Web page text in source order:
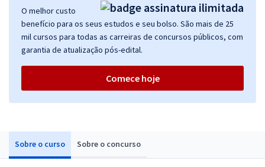
Sobre o curso Sobre o concurso
O melhor custo
benefício para os seus estudos e seu bolso. São mais de 25
mil cursos para todas as carreiras de concursos públicos, com
garantia de atualização pós-edital.
Comece hoje